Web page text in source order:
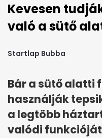
Kevesen
való a sütő
Startlap Bubba
Bár a sütő alatti
használják
a legtöbb
valódi